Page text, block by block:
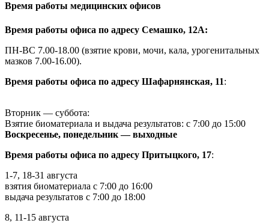
Время работы медицинских офисов
Время работы офиса по адресу Семашко, 12А:
ПН-ВС 7.00-18.00 (взятие крови, мочи, кала, урогенитальных
мазков 7.00-16.00).
Время работы офиса по адресу Шафарнянская, 11:
Вторник — суббота:
Взятие биоматериала и выдача результатов: с 7:00 до 15:00
Воскресенье, понедельник — выходные
Время работы офиса по адресу Притыцкого, 17:
1-7, 18-31 августа
взятия биоматериала с 7:00 до 16:00
выдача результатов с 7:00 до 18:00
8, 11-15 августа